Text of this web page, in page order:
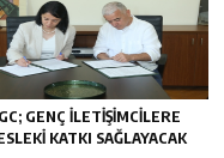
GENÇ ILETIŞIMCILERE
KATKI SAĞLAYACAK